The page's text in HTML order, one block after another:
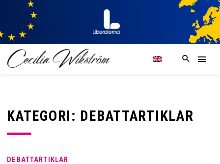
KATEGORI: DEBATTARTIKLAR
DEBATTARTIKLAR